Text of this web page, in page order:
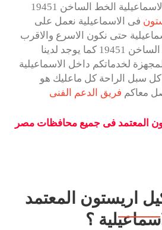
مراكز صيانة اريستون بالاسماعيلية الخط الساخن 19451
فى الاسماعيلية نعمل على
حتى نكون الاسرع والاقرب
اليك عند الاتصال بالخط الساخن 19451 كما يوجد لدينا
لخدماتكم داخل الاسماعيلية
سبل الراحة كل ماعليك هو
معاكم فريق الدعم الفنى
اريستون المعتمد
؟